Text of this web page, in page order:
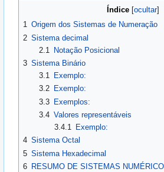
Índice
1 Origem dos Sistemas de Numeração
2 Sistema decimal
2.1
Notação Posicional
3 Sistema Binário
3.1
Exemplo:
3.2
Exemplo:
3.3
Exemplos:
3.4 Valores representáveis
3.4.1 Exemplo:
4 Sistema Octal
5 Sistema Hexadecimal
6 RESUMO DE SISTEMAS